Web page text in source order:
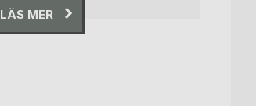
LÄS MER